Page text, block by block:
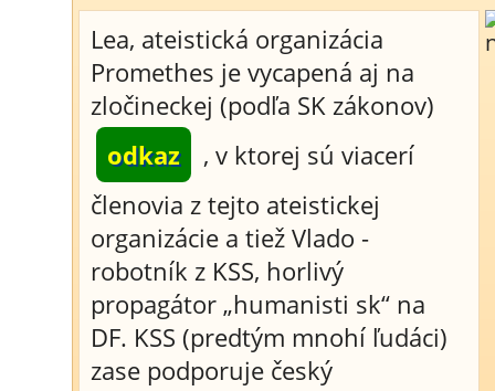
Lea, ateistická organizácia
Promethes je vycapená aj na
zločineckej (podľa SK zákonov)
odkaz
, v ktorej sú viacerí
členovia z tejto ateistickej
organizácie a tiež Vlado -
robotník z KSS, horlivý
propagátor „humanisti sk“ na
DF. KSS (predtým mnohí ľudáci)
zase podporuje český